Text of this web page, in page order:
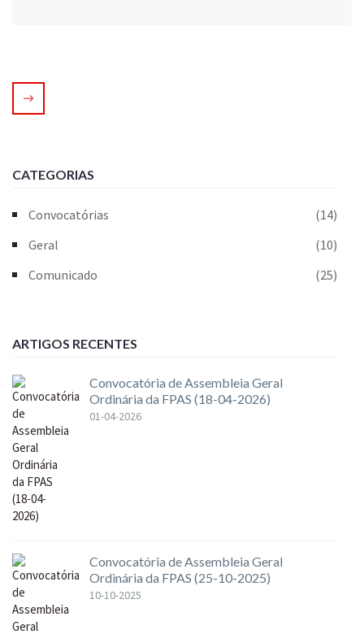
CATEGORIAS
Convocatórias
(14)
Geral
(10)
Comunicado
(25)
ARTIGOS RECENTES
Convocatória de Assembleia Geral
Ordinária da FPAS (18-04-2026)
01-04-2026
Convocatória de Assembleia Geral
Ordinária da FPAS (25-10-2025)
10-10-2025